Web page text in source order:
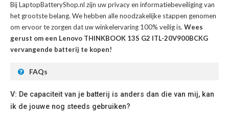
Bij LaptopBatteryShop.nl zijn uw privacy en informatiebeveiliging van
het grootste belang. We hebben alle noodzakelijke stappen genomen
om ervoor te zorgen dat uw winkelervaring 100% veilig is. Wees
gerust om een Lenovo THINKBOOK 13S G2 ITL-20V900BCKG
vervangende batterij te kopen!
FAQs
V: De capaciteit van je batterij is anders dan die van mij, kan
ik de jouwe nog steeds gebruiken?